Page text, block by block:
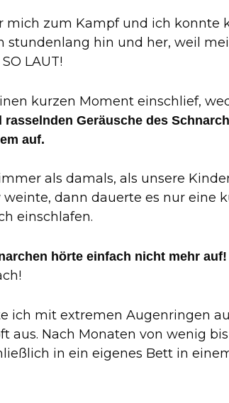
mich zum Kampf und ich konnte
stundenlang hin und her, weil
LAUT!
kurzen Moment einschlief,
Geräusche des
auf.
als damals, als unsere
dann dauerte es nur eine
einschlafen.
hörte einfach nicht mehr auf!
ich mit extremen Augenringen
aus. Nach Monaten von wenig
in ein eigenes Bett in